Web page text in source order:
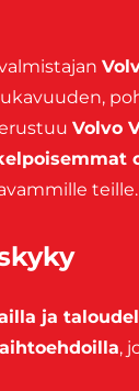
Volvo
teille.
ja
,